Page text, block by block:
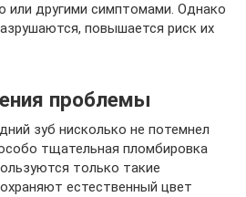
или другими симптомами. Однако
повышается риск их
проблемы
зуб нисколько не потемнел
тщательная пломбировка
только такие
естественный цвет